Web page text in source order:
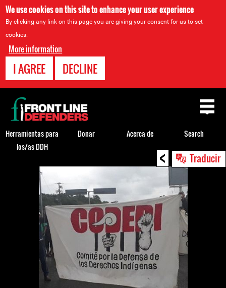
We use cookies on this site to enhance your user experience
By clicking any link on this page you are giving your consent for us to set
cookies.
More information
I AGREE DECLINE
< Traducir
Back
Back
to
top
Herramientas para
los/as DDH
Donar Acerca de Search